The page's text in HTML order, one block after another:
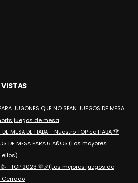
VISTAS
JUGONES QUE NO SEAN JUEGOS DE MESA
juegos de mesa
DE MESA DE HABA – Nuestro TOP de HABA 🏆
DE MESA PARA 6 AÑOS (Los mayores
ellos)
🥳- TOP 2023 🎊🎉(Los mejores juegos de
Cerrado